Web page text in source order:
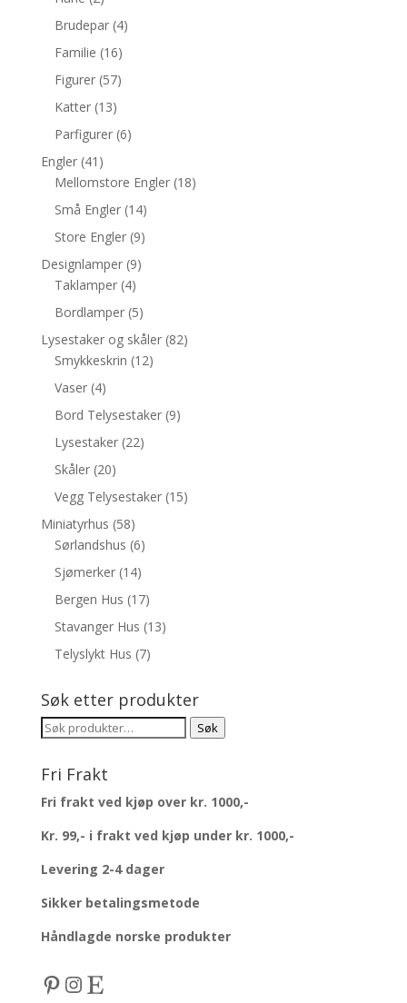
Brudepar (4)
Familie (16)
Figurer (57)
Katter (13)
Parfigurer (6)
Engler (41)
Mellomstore Engler (18)
Små Engler (14)
Store Engler (9)
Designlamper (9)
Taklamper (4)
Bordlamper (5)
Lysestaker og skåler (82)
Smykkeskrin (12)
Vaser (4)
Bord Telysestaker (9)
Lysestaker (22)
Skåler (20)
Vegg Telysestaker (15)
Miniatyrhus (58)
Sørlandshus (6)
Sjømerker (14)
Bergen Hus (17)
Stavanger Hus (13)
Telyslykt Hus (7)
Søk etter produkter
Søk
Søk
Fri Frakt
Fri frakt ved kjøp over kr. 1000,-
Kr. 99,- i frakt ved kjøp under kr. 1000,-
Levering 2-4 dager
Sikker betalingsmetode
Håndlagde norske produkter
Pinterest
Instagram
Etsy